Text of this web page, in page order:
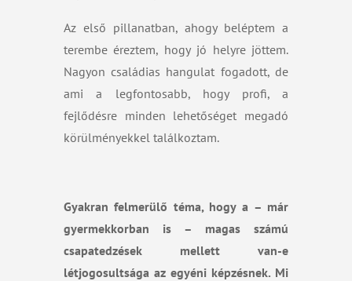
Az első pillanatban, ahogy beléptem a
terembe éreztem, hogy jó helyre jöttem.
Nagyon családias hangulat fogadott, de
ami a legfontosabb, hogy profi, a
fejlődésre minden lehetőséget megadó
körülményekkel találkoztam.
Gyakran felmerülő téma, hogy a – már
gyermekkorban is – magas számú
csapatedzések mellett van-e
létjogosultsága az egyéni képzésnek. Mi